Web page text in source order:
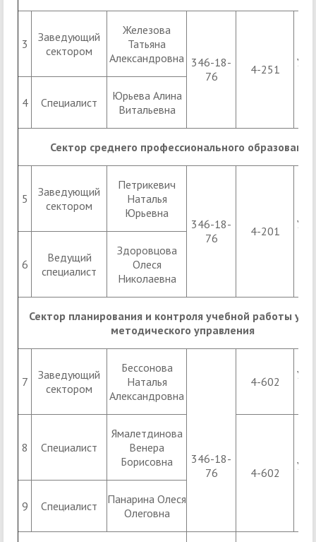
3
Заведующий
сектором
Железова
Татьяна
Александровна 346-18-
76
4-251
УК
4
Специалист
Юрьева Алина
Витальевна
Сектор среднего профессионального образования
5
Заведующий
сектором
Петрикевич
Наталья
Юрьевна
346-18-
76
4-201
УК
6
Ведущий
специалист
Здоровцова
Олеся
Николаевна
Сектор планирования и контроля учебной работы
методического управления
7
Заведующий
сектором
Бессонова
Наталья
Александровна
346-18-
76
4-602
УК
8 Специалист
Ямалетдинова
Венера
Борисовна
4-602
УК
9
Специалист
Панарина Олеся
Олеговна